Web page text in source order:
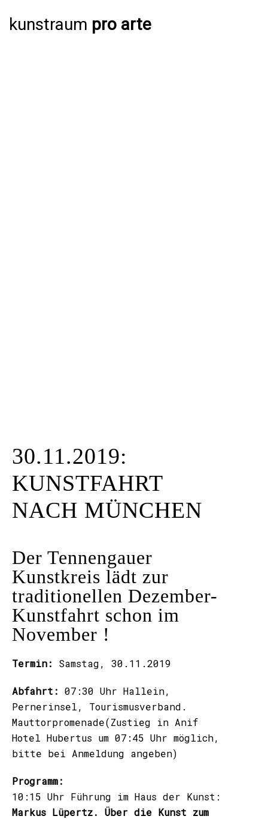
kunstraum pro arte
30.11.2019:
KUNSTFAHRT
NACH MÜNCHEN
Der Tennengauer
Kunstkreis lädt zur
traditionellen Dezember-
Kunstfahrt schon im
November !
Termin: Samstag, 30.11.2019
Abfahrt: 07:30 Uhr Hallein,
Pernerinsel, Tourismusverband.
Mauttorpromenade(Zustieg in Anif
Hotel Hubertus um 07:45 Uhr möglich,
bitte bei Anmeldung angeben)
Programm:
10:15 Uhr Führung im Haus der Kunst:
Markus Lüpertz. Über die Kunst zum